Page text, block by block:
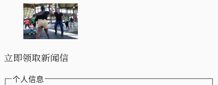
立即领取新闻信
个人信息